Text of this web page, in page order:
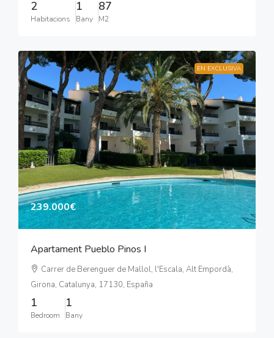
2
Habitacions
1
Bany
87
M2
EN EXCLUSIVA
239.000€
Apartament Pueblo Pinos I
Carrer de Berenguer de Mallol, l'Escala, Alt Empordà,
Girona, Catalunya, 17130, España
1
Bedroom
1
Bany